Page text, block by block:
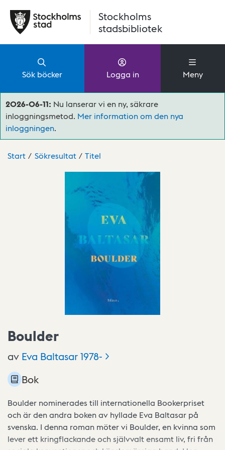
Stockholms
stadsbibliotek
Sök böcker Logga in Meny
2026-06-11: Nu lanserar vi en ny, säkrare
inloggningsmetod. Mer information om den nya
inloggningen.
Start Sökresultat Titel
Boulder
av Eva Baltasar1978-
Bok
Boulder nominerades till internationella Bookerpriset
och är den andra boken av hyllade Eva Baltasar på
svenska. I denna roman möter vi Boulder, en kvinna som
lever ett kringflackande och självvalt ensamt liv, fri från